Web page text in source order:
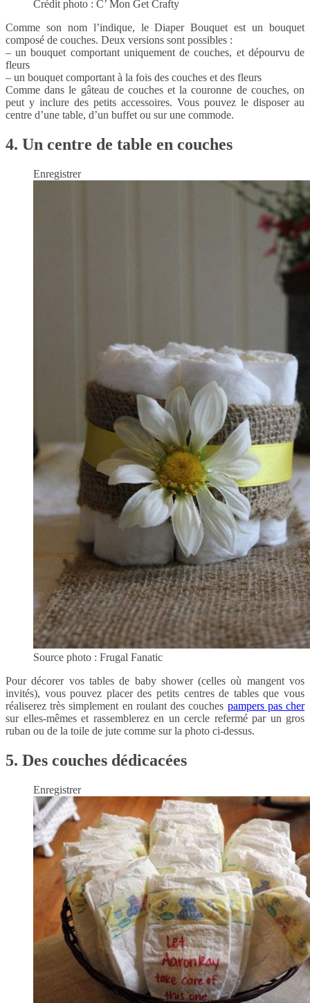
Crédit photo : C’ Mon Get Crafty
Comme son nom l’indique, le Diaper Bouquet est un bouquet
composé de couches. Deux versions sont possibles :
– un bouquet comportant uniquement de couches, et dépourvu de
fleurs
– un bouquet comportant à la fois des couches et des fleurs
Comme dans le gâteau de couches et la couronne de couches, on
peut y inclure des petits accessoires. Vous pouvez le disposer au
centre d’une table, d’un buffet ou sur une commode.
4. Un centre de table en couches
Enregistrer
Source photo : Frugal Fanatic
Pour décorer vos tables de baby shower (celles où mangent vos
invités), vous pouvez placer des petits centres de tables que vous
réaliserez très simplement en roulant des couches pampers pas cher
sur elles-mêmes et rassemblerez en un cercle refermé par un gros
ruban ou de la toile de jute comme sur la photo ci-dessus.
5. Des couches dédicacées
Enregistrer